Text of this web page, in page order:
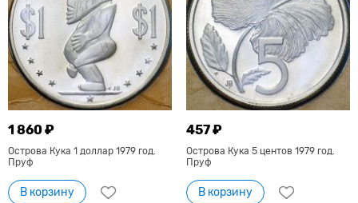
1 860 ₽
Острова Кука 1 доллар 1979 год.
Пруф
В корзину
457 ₽
Острова Кука 5 центов 1979 год.
Пруф
В корзину